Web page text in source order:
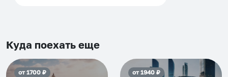
приезжать еще...
Куда поехать еще
от1700₽ от1940₽